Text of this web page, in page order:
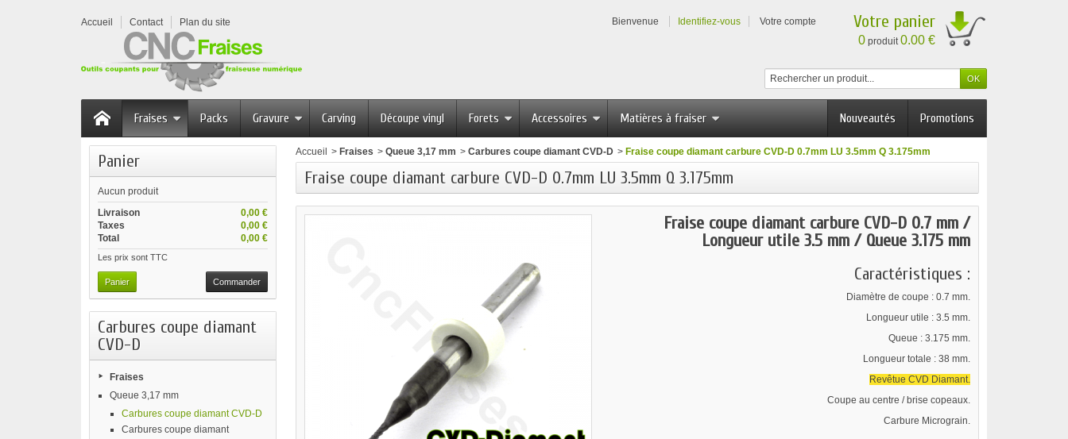
Accueil Contact Plan du site Bienvenue Identifiez-vous Votre compte Votre panier
0 produit0.00 €
Promotions
Nouveautés
Fraises Packs Gravure Carving Découpe vinyl Forets Accessoires Matières à fraiser
Panier
Aucun produit
0,00 €
Livraison
0,00 €
Taxes
0,00 €
Total
Les prix sont TTC
Panier Commander
Carbures coupe diamant
CVD-D
Fraises
Queue 3,17 mm
Carbures coupe diamant CVD-D
Carbures coupe diamant
Accueil > Fraises > Queue 3,17 mm > Carbures coupe diamant CVD-D > Fraise coupe diamant carbure CVD-D 0.7mm LU 3.5mm Q 3.175mm
Fraise coupe diamant carbure CVD-D 0.7mm LU 3.5mm Q 3.175mm
Fraise coupe diamant carbure CVD-D 0.7 mm /
Longueur utile 3.5 mm / Queue 3.175 mm
Caractéristiques :
Diamètre de coupe : 0.7 mm.
Longueur utile : 3.5 mm.
Queue : 3.175 mm.
Longueur totale : 38 mm.
Revêtue CVD Diamant.
Coupe au centre / brise copeaux.
Carbure Micrograin.